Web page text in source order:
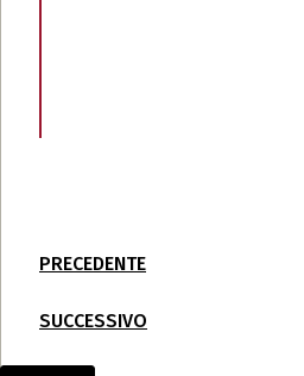
PRECEDENTE
SUCCESSIVO